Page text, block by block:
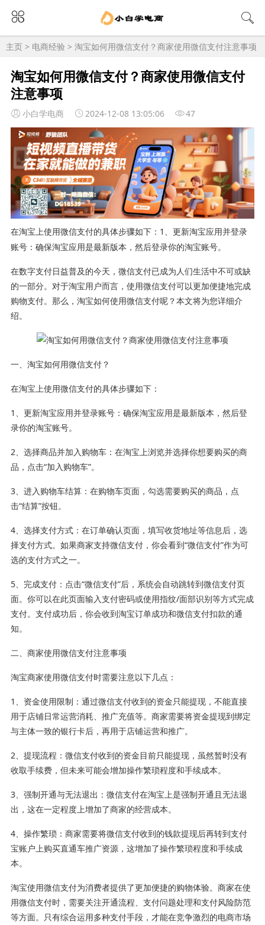
主页 > 电商经验 > 淘宝如何用微信支付？商家使用微信支付注意事项
淘宝如何用微信支付？商家使用微信支付
注意事项
小白学电商 2024-12-08 13:05:06 47
在淘宝上使用微信支付的具体步骤如下：1、更新淘宝应用并登录
账号：确保淘宝应用是最新版本，然后登录你的淘宝账号。
在数字支付日益普及的今天，微信支付已成为人们生活中不可或缺
的一部分。对于淘宝用户而言，使用微信支付可以更加便捷地完成
购物支付。那么，淘宝如何使用微信支付呢？本文将为您详细介
绍。
一、淘宝如何用微信支付？
在淘宝上使用微信支付的具体步骤如下：
1、更新淘宝应用并登录账号：确保淘宝应用是最新版本，然后登
录你的淘宝账号。
2、选择商品并加入购物车：在淘宝上浏览并选择你想要购买的商
品，点击“加入购物车”。
3、进入购物车结算：在购物车页面，勾选需要购买的商品，点
击“结算”按钮。
4、选择支付方式：在订单确认页面，填写收货地址等信息后，选
择支付方式。如果商家支持微信支付，你会看到“微信支付”作为可
选的支付方式之一。
5、完成支付：点击“微信支付”后，系统会自动跳转到微信支付页
面。你可以在此页面输入支付密码或使用指纹/面部识别等方式完成
支付。支付成功后，你会收到淘宝订单成功和微信支付扣款的通
知。
二、商家使用微信支付注意事项
淘宝商家使用微信支付时需要注意以下几点：
1、资金使用限制：通过微信支付收到的资金只能提现，不能直接
用于店铺日常运营消耗、推广充值等。商家需要将资金提现到绑定
与主体一致的银行卡后，再用于店铺运营和推广。
2、提现流程：微信支付收到的资金目前只能提现，虽然暂时没有
收取手续费，但未来可能会增加操作繁琐程度和手续成本。
3、强制开通与无法退出：微信支付在淘宝上是强制开通且无法退
出，这在一定程度上增加了商家的经营成本。
4、操作繁琐：商家需要将微信支付收到的钱款提现后再转到支付
宝账户上购买直通车推广资源，这增加了操作繁琐程度和手续成
本。
淘宝使用微信支付为消费者提供了更加便捷的购物体验。商家在使
用微信支付时，需要关注开通流程、支付问题处理和支付风险防范
等方面。只有综合运用多种支付手段，才能在竞争激烈的电商市场